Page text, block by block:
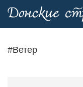
#Ветер